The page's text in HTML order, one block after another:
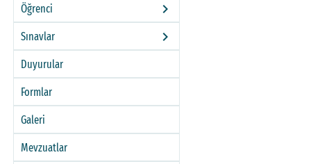
Öğrenci keyboard_arrow_right
Sınavlar keyboard_arrow_right
Duyurular
Formlar
Galeri
Mevzuatlar